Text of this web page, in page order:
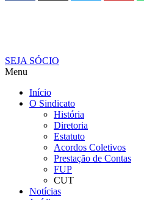
SEJA SÓCIO
Menu
Início
O Sindicato
História
Diretoria
Estatuto
Acordos Coletivos
Prestação de Contas
FUP
CUT
Notícias